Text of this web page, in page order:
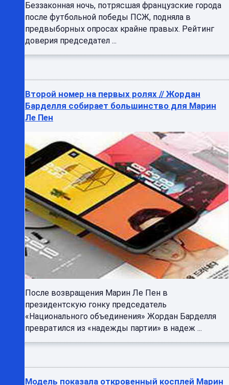
Беззаконная ночь, потрясшая французские города
после футбольной победы ПСЖ, подняла в
предвыборных опросах крайне правых. Рейтинг
доверия председател ...
Второй номер на первых ролях // Жордан
Барделля собирает большинство для Марин
Ле Пен
После возвращения Марин Ле Пен в
президентскую гонку председатель
«Национального объединения» Жордан Барделля
превратился из «надежды партии» в надеж ...
Модель показала откровенный косплей Марин